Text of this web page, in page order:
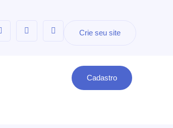
Crie seu site
Cadastro